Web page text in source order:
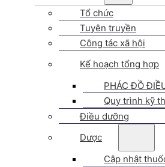
Tổ chức
Tuyên truyền
Công tác xã hội
Kế hoạch tổng hợp
PHÁC ĐỒ
Quy trình kỹ
Điều dưỡng
Dược
Cập nhật